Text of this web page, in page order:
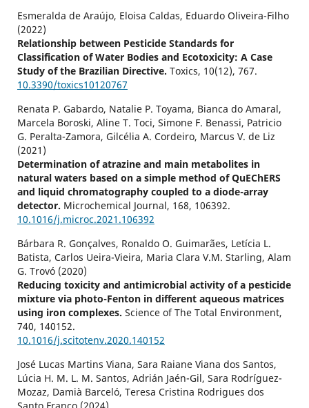
Esmeralda de Araújo, Eloisa Caldas, Eduardo Oliveira-Filho
(2022)
Relationship between Pesticide Standards for
Classification of Water Bodies and Ecotoxicity: A Case
Study of the Brazilian Directive. Toxics, 10(12), 767.
10.3390/toxics10120767
Renata P. Gabardo, Natalie P. Toyama, Bianca do Amaral,
Marcela Boroski, Aline T. Toci, Simone F. Benassi, Patricio
G. Peralta-Zamora, Gilcélia A. Cordeiro, Marcus V. de Liz
(2021)
Determination of atrazine and main metabolites in
natural waters based on a simple method of QuEChERS
and liquid chromatography coupled to a diode-array
detector. Microchemical Journal, 168, 106392.
10.1016/j.microc.2021.106392
Bárbara R. Gonçalves, Ronaldo O. Guimarães, Letícia L.
Batista, Carlos Ueira-Vieira, Maria Clara V.M. Starling, Alam
G. Trovó (2020)
Reducing toxicity and antimicrobial activity of a pesticide
mixture via photo-Fenton in different aqueous matrices
using iron complexes. Science of The Total Environment,
740, 140152.
10.1016/j.scitotenv.2020.140152
José Lucas Martins Viana, Sara Raiane Viana dos Santos,
Lúcia H. M. L. M. Santos, Adrián Jaén-Gil, Sara Rodríguez-
Mozaz, Damià Barceló, Teresa Cristina Rodrigues dos